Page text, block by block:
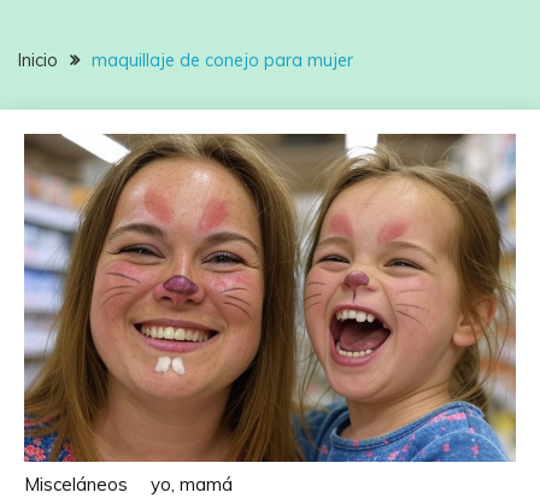
Inicio maquillaje de conejo para mujer
Misceláneos yo, mamá